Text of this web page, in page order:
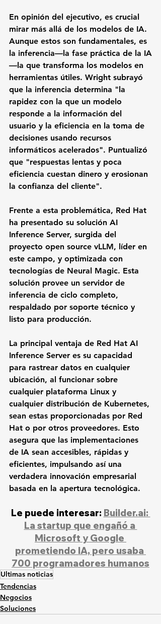
En opinión del ejecutivo, es crucial
mirar más allá de los modelos de IA.
Aunque estos son fundamentales, es
la inferencia—la fase práctica de la IA
—la que transforma los modelos en
herramientas útiles. Wright subrayó
que la inferencia determina "la
rapidez con la que un modelo
responde a la información del
usuario y la eficiencia en la toma de
decisiones usando recursos
informáticos acelerados". Puntualizó
que "respuestas lentas y poca
eficiencia cuestan dinero y erosionan
la confianza del cliente".
Frente a esta problemática, Red Hat
ha presentado su solución AI
Inference Server, surgida del
proyecto open source vLLM, líder en
este campo, y optimizada con
tecnologías de Neural Magic. Esta
solución provee un servidor de
inferencia de ciclo completo,
respaldado por soporte técnico y
listo para producción.
La principal ventaja de Red Hat AI
Inference Server es su capacidad
para rastrear datos en cualquier
ubicación, al funcionar sobre
cualquier plataforma Linux y
cualquier distribución de Kubernetes,
sean estas proporcionadas por Red
Hat o por otros proveedores. Esto
asegura que las implementaciones
de IA sean accesibles, rápidas y
eficientes, impulsando así una
verdadera innovación empresarial
basada en la apertura tecnológica.
Le puede interesar: Builder.ai:
La startup que engañó a
Microsoft y Google
prometiendo IA, pero usaba
700 programadores humanos
Ultimas noticias
Tendencias
Negocios
Soluciones